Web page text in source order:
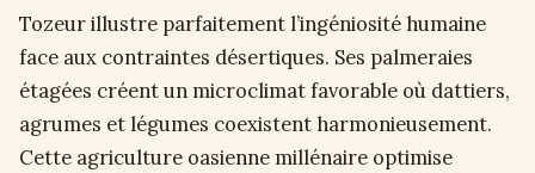
Tozeur illustre parfaitement l’ingéniosité humaine
face aux contraintes désertiques. Ses palmeraies
étagées créent un microclimat favorable où dattiers,
agrumes et légumes coexistent harmonieusement.
Cette agriculture oasienne millénaire optimise